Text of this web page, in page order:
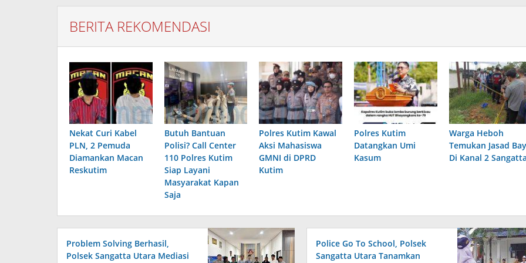
BERITA REKOMENDASI
Nekat Curi Kabel
PLN, 2 Pemuda
Diamankan Macan
Reskutim
Butuh Bantuan
Polisi? Call Center
110 Polres Kutim
Siap Layani
Masyarakat Kapan
Saja
Polres Kutim Kawal
Aksi Mahasiswa
GMNI di DPRD
Kutim
Polres Kutim
Datangkan Umi
Kasum
Warga Heboh
Temukan Jasad
Di Kanal 2
Problem Solving Berhasil,
Polsek Sangatta Utara Mediasi
Police Go To School, Polsek
Sangatta Utara Tanamkan